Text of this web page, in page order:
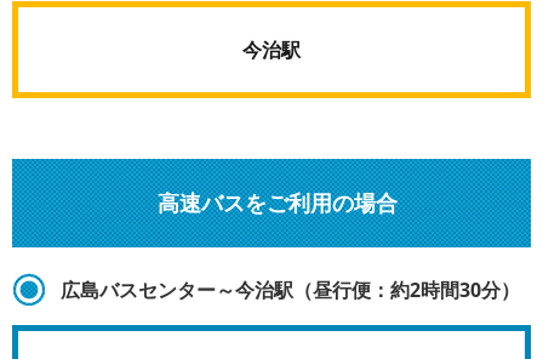
今治駅
高速バスをご利用の場合
広島バスセンター～今治駅（昼行便：約2時間30分）